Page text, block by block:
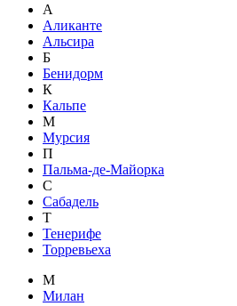
А
Аликанте
Альсира
Б
Бенидорм
К
Кальпе
М
Мурсия
П
Пальма-де-Майорка
С
Сабадель
Т
Тенерифе
Торревьеха
М
Милан